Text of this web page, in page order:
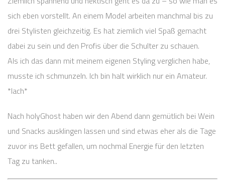
sich eben vorstellt. An einem Model arbeiten manchmal bis zu
drei Stylisten gleichzeitig. Es hat ziemlich viel Spaß gemacht
dabei zu sein und den Profis über die Schulter zu schauen.
Als ich das dann mit meinem eigenen Styling verglichen habe,
musste ich schmunzeln. Ich bin halt wirklich nur ein Amateur.
*lach*
Nach holyGhost haben wir den Abend dann gemütlich bei Wein
und Snacks ausklingen lassen und sind etwas eher als die Tage
zuvor ins Bett gefallen, um nochmal Energie für den letzten
Tag zu tanken..